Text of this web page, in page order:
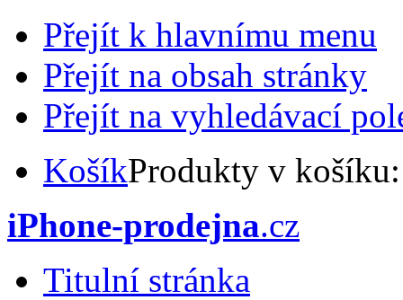
Přejít k hlavnímu menu
Přejít na obsah stránky
Přejít na vyhledávací
KošíkProdukty v
iPhone-prodejna.cz
Titulní stránka